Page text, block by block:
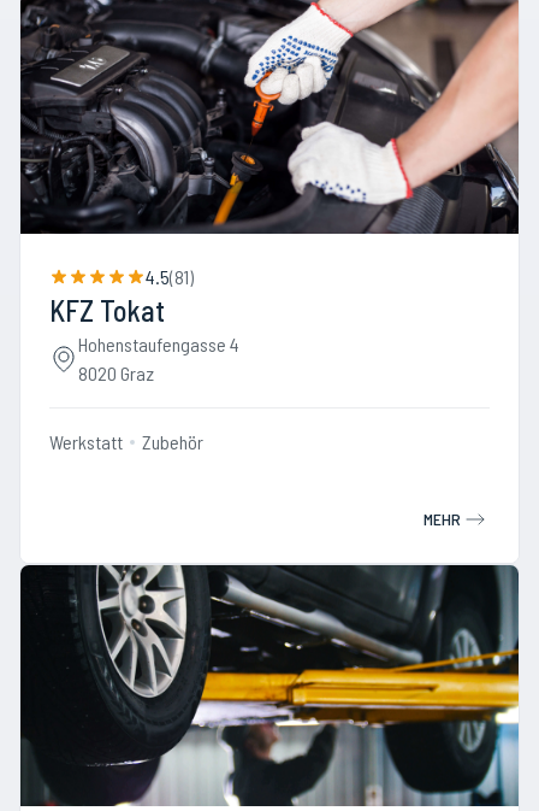
4.5(81)
KFZ Tokat
Hohenstaufengasse 4
8020 Graz
Werkstatt Zubehör
MEHR